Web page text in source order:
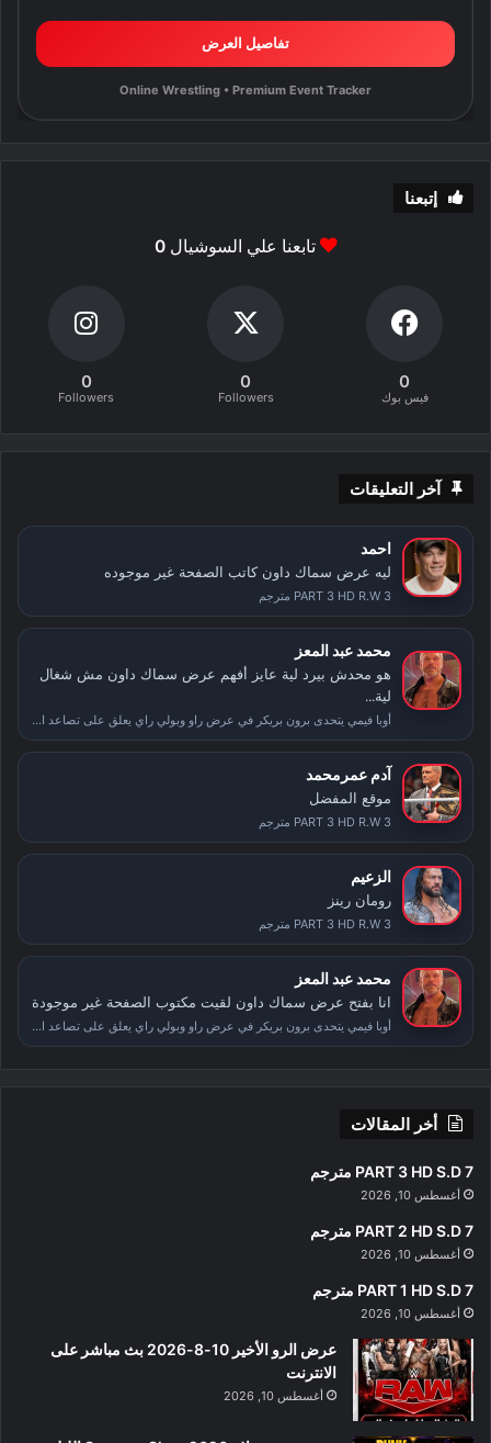
تفاصيل العرض
Online Wrestling • Premium Event Tracker
إتبعنا
تابعنا علي السوشيال0
0
فيس بوك
0
Followers
0
Followers
آخر التعليقات
احمد
ليه عرض سماك داون كاتب الصفحة غير موجوده
PART 3 HD R.W 3 مترجم
محمد عبد المعز
هو محدش بيرد لية عايز أفهم عرض سماك داون مش شغال
لية...
أوبا فيمي يتحدى برون بريكر في عرض راو وبولي راي يعلق على تصاعد الأحداث بعد سمر سلام
آدم عمرمحمد
موقع المفضل
PART 3 HD R.W 3 مترجم
الزعيم
رومان رينز
PART 3 HD R.W 3 مترجم
محمد عبد المعز
انا بفتح عرض سماك داون لقيت مكتوب الصفحة غير موجودة
أوبا فيمي يتحدى برون بريكر في عرض راو وبولي راي يعلق على تصاعد الأحداث بعد سمر سلام
أخر المقالات
PART 3 HD S.D 7 مترجم
أغسطس 10, 2026
PART 2 HD S.D 7 مترجم
أغسطس 10, 2026
PART 1 HD S.D 7 مترجم
أغسطس 10, 2026
عرض الرو الأخير 10-8-2026 بث مباشر على
الانترنت
أغسطس 10, 2026